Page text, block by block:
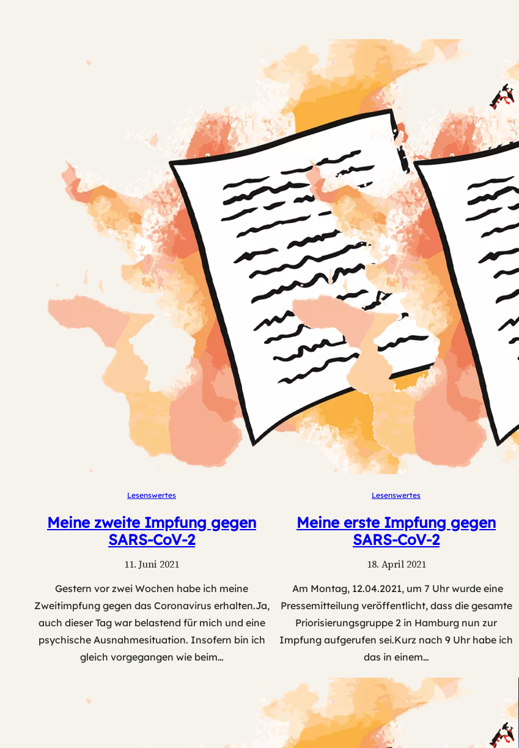
Lesenswertes
Meine zweite Impfung gegen
SARS-CoV-2
11. Juni 2021
Gestern vor zwei Wochen habe ich meine
Zweitimpfung gegen das Coronavirus erhalten.Ja,
auch dieser Tag war belastend für mich und eine
psychische Ausnahmesituation. Insofern bin ich
gleich vorgegangen wie beim…
Lesenswertes
Meine erste Impfung gegen
SARS-CoV-2
18. April 2021
Am Montag, 12.04.2021, um 7 Uhr wurde eine
Pressemitteilung veröffentlicht, dass die gesamte
Priorisierungsgruppe 2 in Hamburg nun zur
Impfung aufgerufen sei.Kurz nach 9 Uhr habe ich
das in einem…